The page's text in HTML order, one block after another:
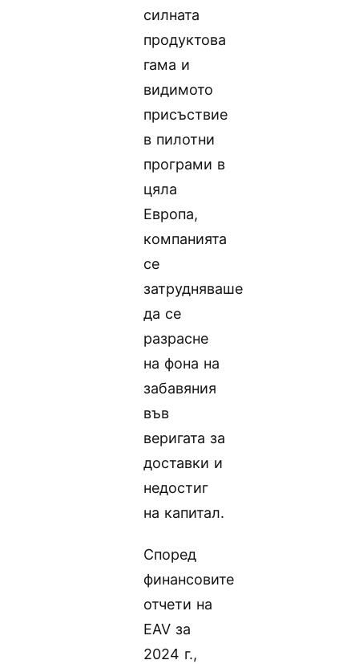
силната
продуктова
гама и
видимото
присъствие
в пилотни
програми в
цяла
Европа,
компанията
се
затрудняваше
да се
разрасне
на фона на
забавяния
във
веригата за
доставки и
недостиг
на капитал.
Според
финансовите
отчети на
EAV за
2024 г.,